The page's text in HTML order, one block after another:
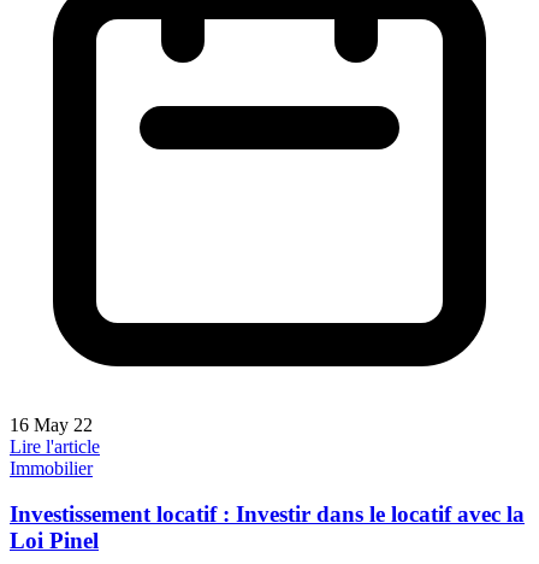
16 May 22
Lire l'article
Immobilier
Investissement locatif : Investir dans le locatif avec la
Loi Pinel